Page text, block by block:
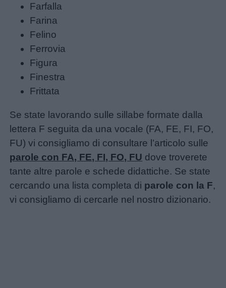
Menu
Schede
didattiche
Disegni
da
colorare
Storie
per
bambini
Farfalla
Farina
Felino
Ferrovia
Figura
Finestra
Frittata
Se state lavorando sulle sillabe formate dalla
lettera F seguita da una vocale (FA, FE, FI, FO,
FU) vi consigliamo di consultare l’articolo sulle
parole con FA, FE, FI, FO, FU dove troverete
tante altre parole e schede didattiche. Se state
cercando una lista completa di parole con la F,
vi consigliamo di cercarle nel nostro dizionario.